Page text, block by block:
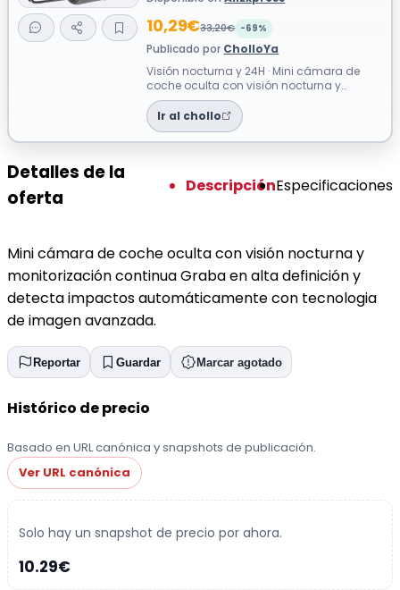
10,29€33,20€ -69%
Publicado por CholloYa
Visión nocturna y 24H · Mini cámara de
coche oculta con visión nocturna y
monitorización continua Graba en alta
defin...
Ir al chollo
Detalles de la
oferta
DescripciónEspecificaciones
Mini cámara de coche oculta con visión nocturna y
monitorización continua Graba en alta definición y
detecta impactos automáticamente con tecnologia
de imagen avanzada.
Reportar Guardar Marcar agotado
Histórico de precio
Basado en URL canónica y snapshots de publicación.
Ver URL canónica
Solo hay un snapshot de precio por ahora.
10.29€